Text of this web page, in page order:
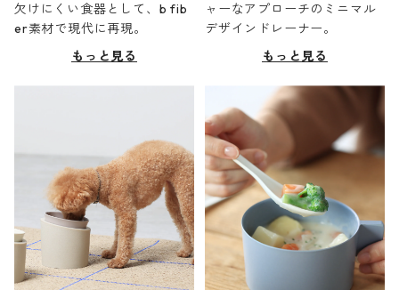
欠けにくい食器として、b fib
er素材で現代に再現。
もっと見る
ャーなアプローチのミニマル
デザインドレーナー。
もっと見る